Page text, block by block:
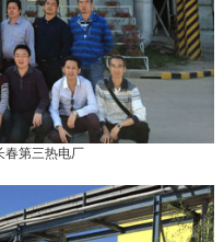
春第三热电厂